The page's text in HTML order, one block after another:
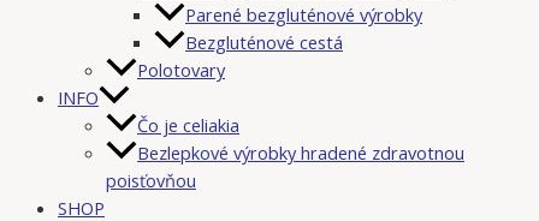
Parené bezgluténové výrobky
Bezgluténové cestá
Polotovary
INFO
Čo je celiakia
Bezlepkové výrobky hradené zdravotnou
poisťovňou
SHOP